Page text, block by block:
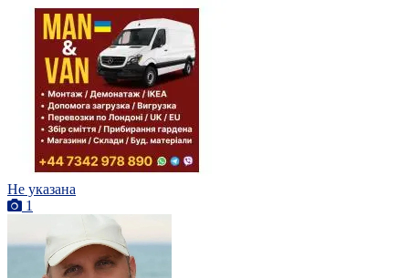
Не указана
1